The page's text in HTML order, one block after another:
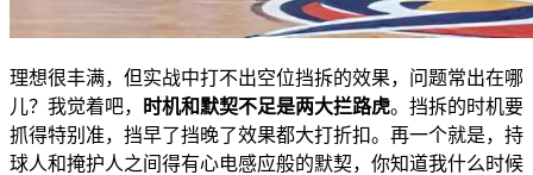
理想很丰满，但实战中打不出空位挡拆的效果，问题常出在哪
儿？我觉着吧，
时机和默契不足是两大拦路虎。挡拆的时机要
抓得特别准，挡早了挡晚了效果都大打折扣。再一个就是，持
球人和掩护人之间得有心电感应般的默契，你知道我什么时候